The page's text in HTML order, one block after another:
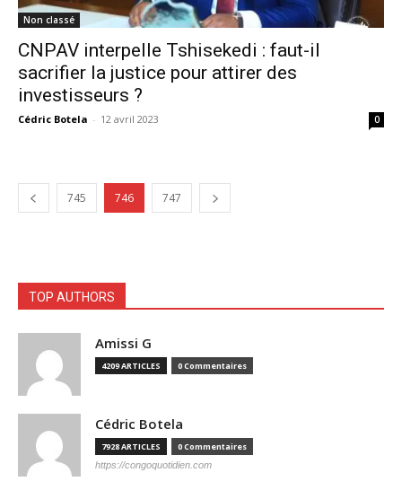
Non classé
CNPAV interpelle Tshisekedi : faut-il
sacrifier la justice pour attirer des
investisseurs ?
Cédric Botela - 12 avril 2023 0
745 746 747
TOP AUTHORS
Amissi G
4209 ARTICLES 0 Commentaires
Cédric Botela
7928 ARTICLES 0 Commentaires
https://congoquotidien.com